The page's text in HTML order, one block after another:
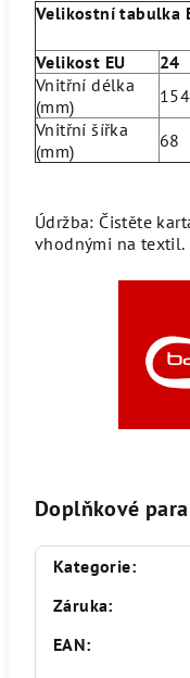
Velikostní tabulka
Velikost EU 24
Vnitřní délka
(mm)
154
Vnitřní šířka
(mm)
68
Údržba: Čistěte
vhodnými na
Doplňkové
Kategorie:
Záruka:
EAN: